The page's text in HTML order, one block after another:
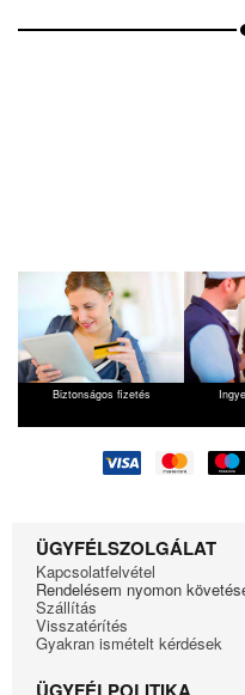
AEG
T59870
AEG
T8030TW
Biztonságos fizetés
ÜGYFÉLSZOLGÁLAT
Kapcsolatfelvétel
Rendelésem nyomon
Szállítás
Visszatérítés
Gyakran ismételt kérdések